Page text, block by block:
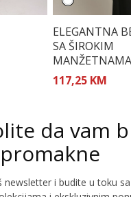
ELEGANTNA
SA ŠIROKIM
MANŽETNAMA
117,25 KM
da vam
promakne
newsletter i budite u toku